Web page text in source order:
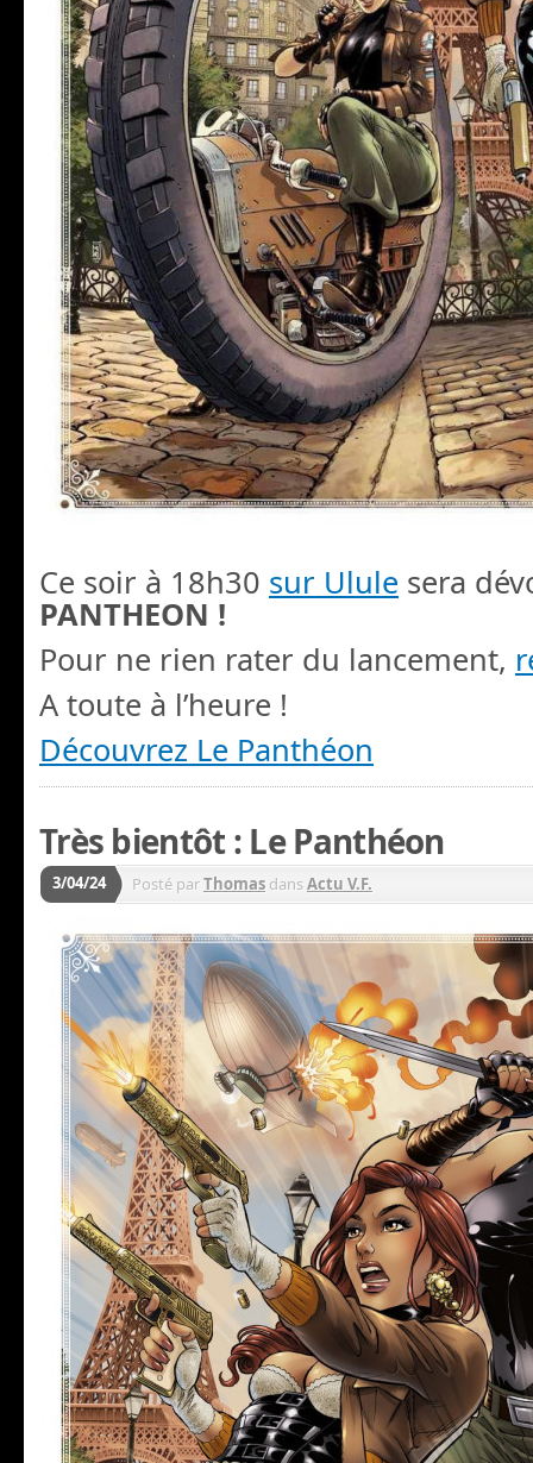
Ce soir à 18h30 sur Ulule sera
PANTHEON !
Pour ne rien rater du lancement,
A toute à l’heure !
Découvrez Le Panthéon
Très bientôt : Le Panthéon
3/04/24 Posté parThomas dansActu V.F.